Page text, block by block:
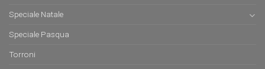
Speciale Natale
Speciale Pasqua
Torroni